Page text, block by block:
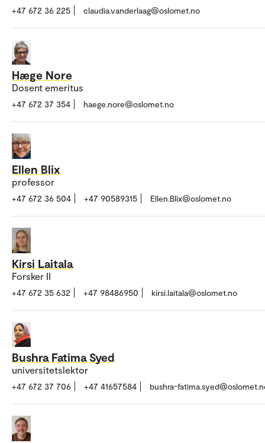
+47 672 36 225 claudia.vanderlaag@oslomet.no
Hæge Nore
Dosent emeritus
+47 672 37 354 haege.nore@oslomet.no
Ellen Blix
professor
+47 672 36 504 +47 90589315 Ellen.Blix@oslomet.no
Kirsi Laitala
Forsker II
+47 672 35 632 +47 98486950 kirsi.laitala@oslomet.no
Bushra Fatima Syed
universitetslektor
+47 672 37 706 +47 41657584 bushra-